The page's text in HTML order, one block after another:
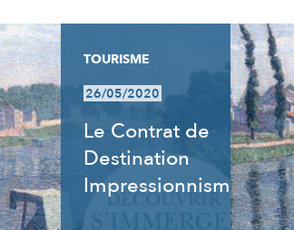
TOURISME
26/05/2020
Le Contrat de
Destination
Impressionnisme